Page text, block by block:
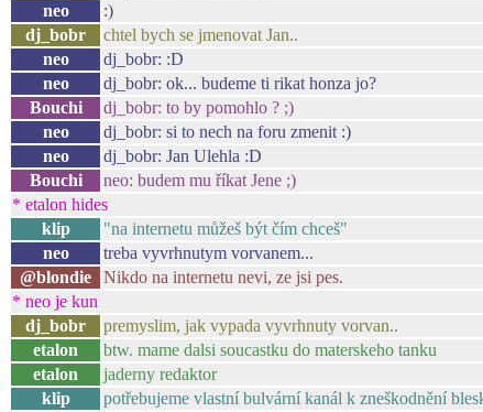
neo
:)
dj_bobr
chtel bych se jmenovat Jan..
neo
dj_bobr: :D
neo
dj_bobr: ok... budeme ti rikat honza jo?
Bouchi
dj_bobr: to by pomohlo ? ;)
neo
dj_bobr: si to nech na foru zmenit :)
neo
dj_bobr: Jan Ulehla :D
Bouchi
neo: budem mu říkat Jene ;)
* etalon hides
klip
"na internetu můžeš být čím chceš"
neo
treba vyvrhnutym vorvanem...
@blondie
Nikdo na internetu nevi, ze jsi pes.
* neo je kun
dj_bobr
premyslim, jak vypada vyvrhnuty vorvan..
etalon
btw. mame dalsi soucastku do materskeho tanku
etalon
jaderny redaktor
klip
potřebujeme vlastní bulvární kanál k zneškodnění